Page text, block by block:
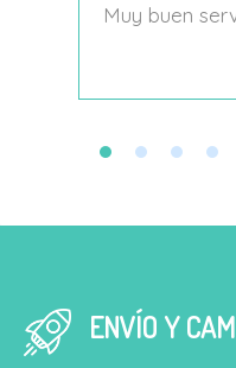
Muy buen
ENVÍO Y